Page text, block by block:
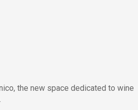
the new space dedicated to wine